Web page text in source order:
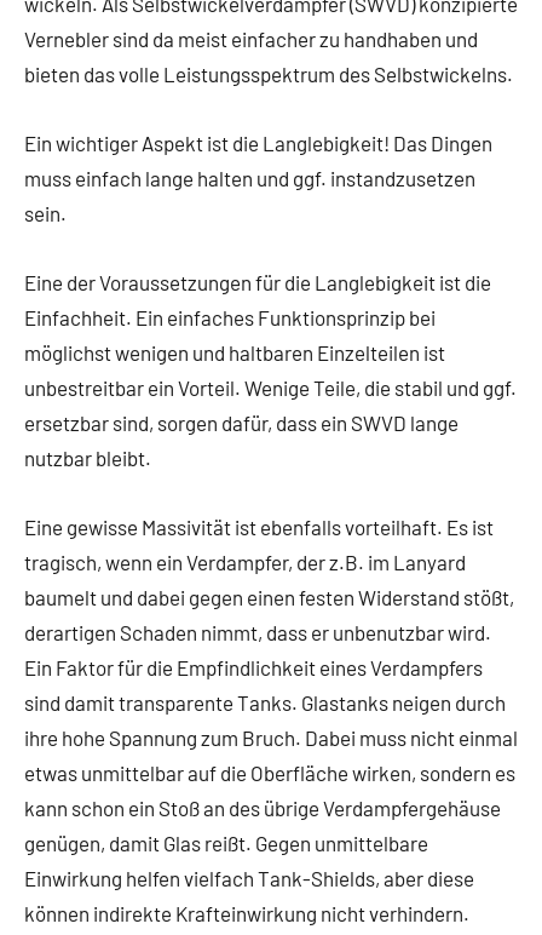
Vernebler sind da meist einfacher zu handhaben und
bieten das volle Leistungsspektrum des Selbstwickelns.
Ein wichtiger Aspekt ist die Langlebigkeit! Das Dingen
muss einfach lange halten und ggf. instandzusetzen
sein.
Eine der Voraussetzungen für die Langlebigkeit ist die
Einfachheit. Ein einfaches Funktionsprinzip bei
möglichst wenigen und haltbaren Einzelteilen ist
unbestreitbar ein Vorteil. Wenige Teile, die stabil und ggf.
ersetzbar sind, sorgen dafür, dass ein SWVD lange
nutzbar bleibt.
Eine gewisse Massivität ist ebenfalls vorteilhaft. Es ist
tragisch, wenn ein Verdampfer, der z.B. im Lanyard
baumelt und dabei gegen einen festen Widerstand stößt,
derartigen Schaden nimmt, dass er unbenutzbar wird.
Ein Faktor für die Empfindlichkeit eines Verdampfers
sind damit transparente Tanks. Glastanks neigen durch
ihre hohe Spannung zum Bruch. Dabei muss nicht einmal
etwas unmittelbar auf die Oberfläche wirken, sondern es
kann schon ein Stoß an des übrige Verdampfergehäuse
genügen, damit Glas reißt. Gegen unmittelbare
Einwirkung helfen vielfach Tank-Shields, aber diese
können indirekte Krafteinwirkung nicht verhindern.